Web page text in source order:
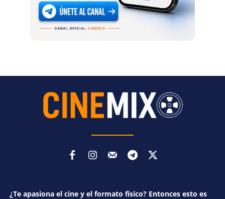
¿Te apasiona el cine y el formato físico? Entonces esto es